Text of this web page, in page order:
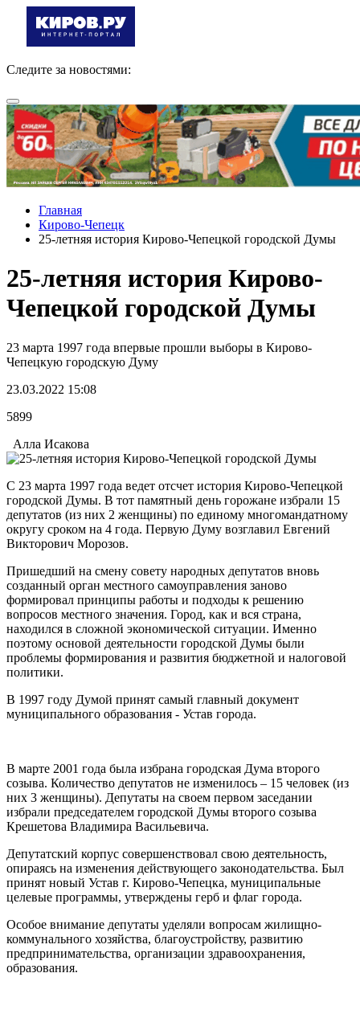
Следите за новостями:
Главная
Кирово-Чепецк
25-летняя история Кирово-Чепецкой городской Думы
25-летняя история Кирово-
Чепецкой городской Думы
23 марта 1997 года впервые прошли выборы в Кирово-
Чепецкую городскую Думу
23.03.2022 15:08
5899
Алла Исакова
С 23 марта 1997 года ведет отсчет история Кирово-Чепецкой
городской Думы. В тот памятный день горожане избрали 15
депутатов (из них 2 женщины) по единому многомандатному
округу сроком на 4 года. Первую Думу возглавил Евгений
Викторович Морозов.
Пришедший на смену совету народных депутатов вновь
созданный орган местного самоуправления заново
формировал принципы работы и подходы к решению
вопросов местного значения. Город, как и вся страна,
находился в сложной экономической ситуации. Именно
поэтому основой деятельности городской Думы были
проблемы формирования и развития бюджетной и налоговой
политики.
В 1997 году Думой принят самый главный документ
муниципального образования - Устав города.
В марте 2001 года была избрана городская Дума второго
созыва. Количество депутатов не изменилось – 15 человек (из
них 3 женщины). Депутаты на своем первом заседании
избрали председателем городской Думы второго созыва
Крешетова Владимира Васильевича.
Депутатский корпус совершенствовал свою деятельность,
опираясь на изменения действующего законодательства. Был
принят новый Устав г. Кирово-Чепецка, муниципальные
целевые программы, утверждены герб и флаг города.
Особое внимание депутаты уделяли вопросам жилищно-
коммунального хозяйства, благоустройству, развитию
предпринимательства, организации здравоохранения,
образования.